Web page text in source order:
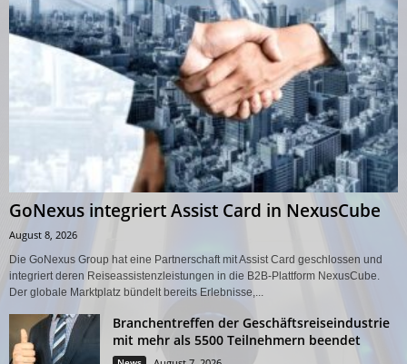
GoNexus integriert Assist Card in NexusCube
August 8, 2026
Die GoNexus Group hat eine Partnerschaft mit Assist Card geschlossen und
integriert deren Reiseassistenzleistungen in die B2B-Plattform NexusCube.
Der globale Marktplatz bündelt bereits Erlebnisse,...
Branchentreffen der Geschäftsreiseindustrie
mit mehr als 5500 Teilnehmern beendet